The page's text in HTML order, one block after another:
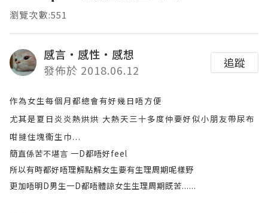
瀏覽次數:551
感言‧感性‧感想
發佈於 2018.06.12
追蹤
作為女生每個月都總會有好幾日唔方便
尤其是夏日炎炎熱烘烘 大熱天三十多度仲要好似小朋友帶尿布
咁撻住塊衛生巾...
簡直係苦不堪言 一D都唔好feel
所以有時都好唔理解點解女生要有生理周期呢樣野
更加唔明D男生一D都唔體諒女生生理周期既苦......